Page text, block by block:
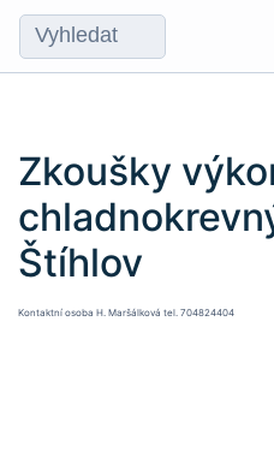
Zkoušky
Štíhlov
Kontaktní osoba H. Maršálková tel. 704824404